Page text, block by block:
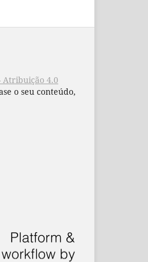
Atribuição 4.0
o seu conteúdo,